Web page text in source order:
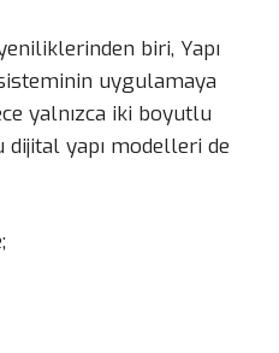
biri, Yapı
uygulamaya
yalnızca iki boyutlu
yapı modelleri de